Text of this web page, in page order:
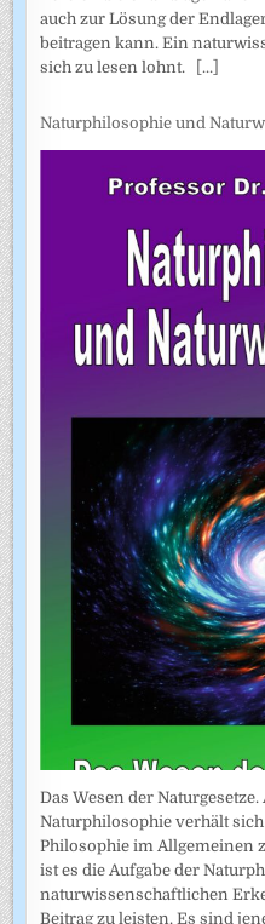
auch zur Lösung der
beitragen kann. Ein
sich zu lesen lohnt.
[...]
Naturphilosophie und
Das Wesen der
Naturphilosophie verhält
Philosophie im Allgemeinen
ist es die Aufgabe der
naturwissenschaftlichen
Beitrag zu leisten. Es sind